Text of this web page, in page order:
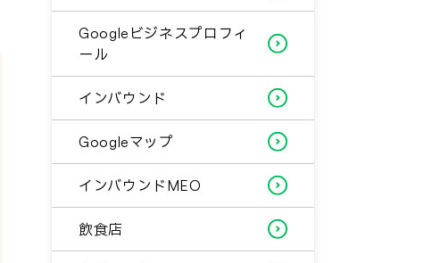
Googleビジネスプロフィ
ール
インバウンド
Googleマップ
インバウンドMEO
飲食店